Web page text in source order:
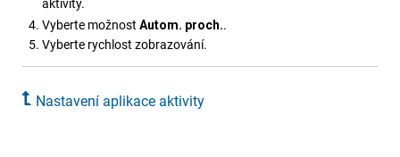
aktivity.
Vyberte možnost Autom. proch..
Vyberte rychlost zobrazování.
Nastavení aplikace aktivity